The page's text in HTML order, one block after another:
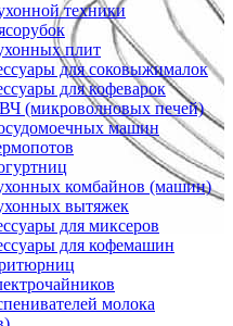
техники
плит
для соковыжималок
для кофеварок
(микроволновых печей)
машин
комбайнов (машин)
вытяжек
для миксеров
для кофемашин
молока